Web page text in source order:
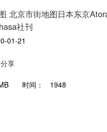
北京市街地图日本东京
社刊
01-21
分享
时间： 1948